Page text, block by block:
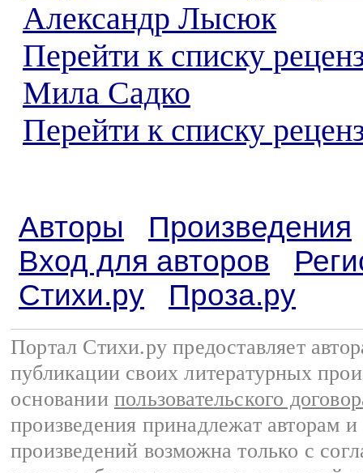
Александр Лысюк
Перейти к списку
Мила Садко
Перейти к списку
Авторы
Произведения
Вход для авторов
Стихи.ру
Проза.ру
Портал Стихи.ру предоставляет
публикации своих литературных
основании пользовательского
произведения принадлежат авторам
произведений возможна только с